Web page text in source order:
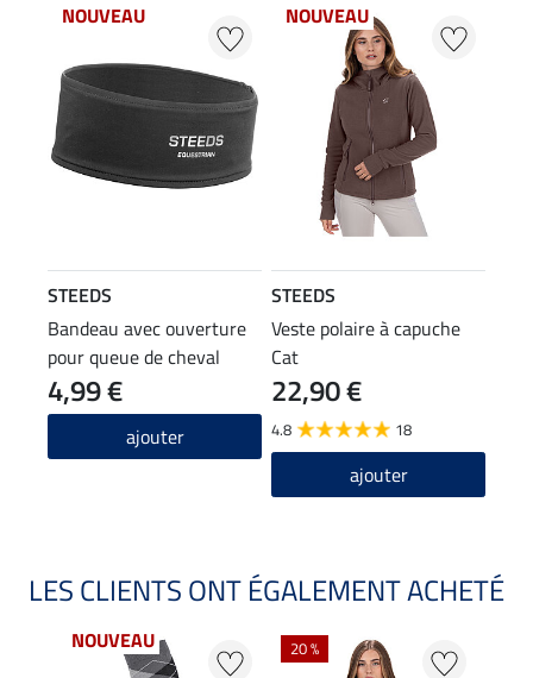
NOUVEAU
STEEDS
Bandeau avec ouverture
pour queue de cheval
4,99 €
ajouter
NOUVEAU
STEEDS
Veste polaire à capuche
Cat
22,90 €
4.8 18
ajouter
LES CLIENTS ONT ÉGALEMENT ACHETÉ
NOUVEAU 20 %